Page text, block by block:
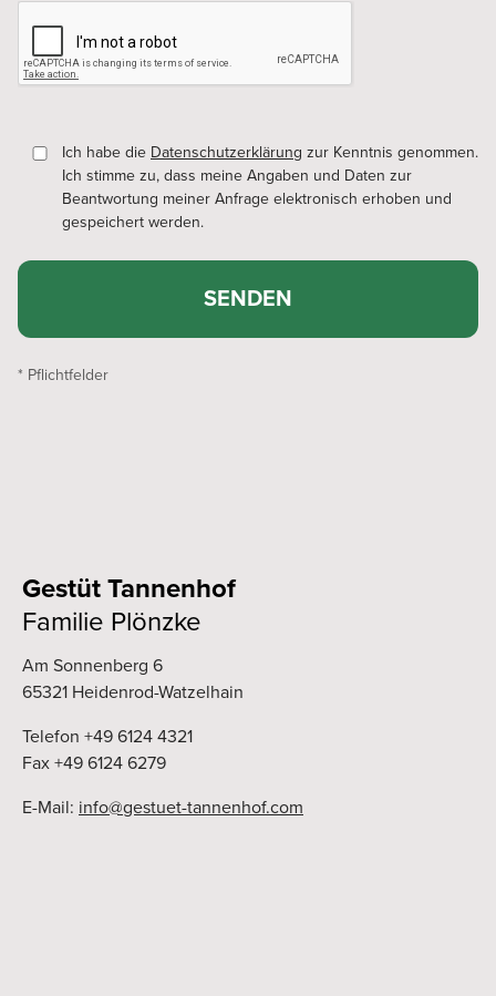
Ich habe die Datenschutzerklärung zur Kenntnis genommen.
Ich stimme zu, dass meine Angaben und Daten zur
Beantwortung meiner Anfrage elektronisch erhoben und
gespeichert werden.
SENDEN
* Pflichtfelder
Gestüt Tannenhof
Familie Plönzke
Am Sonnenberg 6
65321 Heidenrod-Watzelhain
Telefon +49 6124 4321
Fax +49 6124 6279
E-Mail: info@gestuet-tannenhof.com